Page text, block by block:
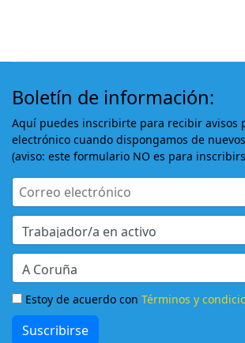
Boletín de información:
Aquí puedes inscribirte para recibir avisos
electrónico cuando dispongamos de
(aviso: este formulario NO es para
Estoy de acuerdo con Términos y
Suscribirse